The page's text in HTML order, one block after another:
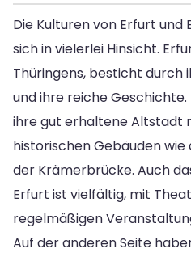
Die Kulturen von Erfurt
sich in vielerlei Hinsicht.
Thüringens, besticht
und ihre reiche
ihre gut erhaltene Altstadt
historischen Gebäuden wie
der Krämerbrücke. Auch
Erfurt ist vielfältig, mit
regelmäßigen
Auf der anderen Seite